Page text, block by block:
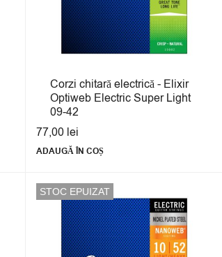
Corzi chitară electrică - Elixir
Optiweb Electric Super Light
09-42
77,00 lei
ADAUGĂ ÎN COȘ
STOC EPUIZAT